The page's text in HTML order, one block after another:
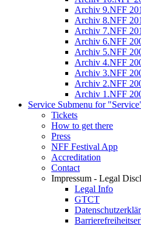
Archiv 9.NFF
Archiv 8.NFF
Archiv 7.NFF
Archiv 6.NFF
Archiv 5.NFF
Archiv 4.NFF
Archiv 3.NFF
Archiv 2.NFF
Archiv 1.NFF
Service Submenu for
Tickets
How to get there
Press
NFF Festival App
Accreditation
Contact
Impressum - Legal
Legal Info
GTCT